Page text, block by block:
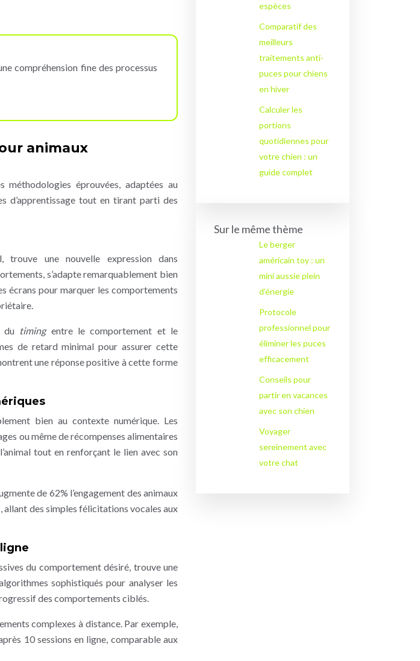
compréhension fine des processus
animaux
méthodologies éprouvées, adaptées au
d’apprentissage tout en tirant parti des
trouve une nouvelle expression dans
s’adapte remarquablement bien
écrans pour marquer les comportements
du timingentre le comportement et le
de retard minimal pour assurer cette
une réponse positive à cette forme
bien au contexte numérique. Les
ou même de récompenses alimentaires
tout en renforçant le lien avec son
de 62% l’engagement des animaux
allant des simples félicitations vocales aux
du comportement désiré, trouve une
sophistiqués pour analyser les
des comportements ciblés.
complexes à distance. Par exemple,
10 sessions en ligne, comparable aux
espèces
Comparatif des
meilleurs
traitements anti-
puces pour chiens
en hiver
Calculer les
portions
quotidiennes pour
votre chien : un
guide complet
Sur le même thème
Le berger
américain toy : un
mini aussie plein
d’énergie
Protocole
professionnel pour
éliminer les puces
efficacement
Conseils pour
partir en vacances
avec son chien
Voyager
sereinement avec
votre chat